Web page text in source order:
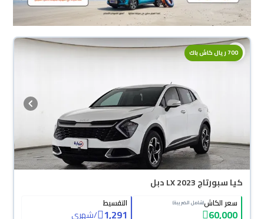
700 ريال كاش باك
كيا سبورتاج LX 2023 دبل
سعر الكاش(شامل الضريبة)
60,000
التقسيط
1,291
/شهري